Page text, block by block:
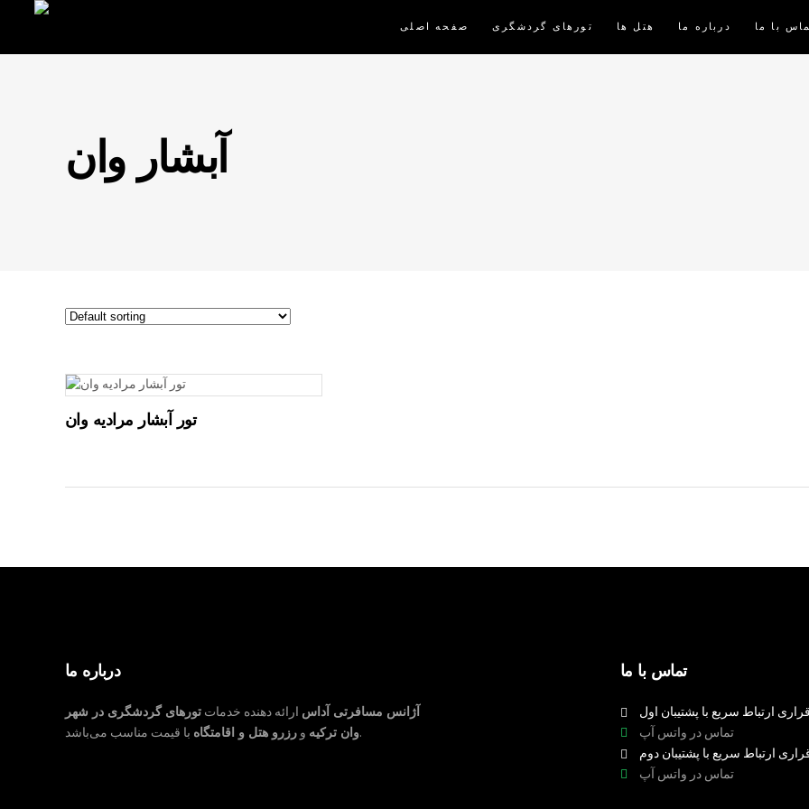
صفحه اصلی تورهای گردشگری هتل ها درباره ما با ما
آبشار وان
تور آبشار مرادیه وان
درباره ما
آژانس مسافرتی آداس ارائه دهنده خدماتتورهای گردشگری در شهر
وان ترکیه ورزرو هتل و اقامتگاه با قیمت مناسب می‌باشد.
تماس با ما
ارتباط سریع با پشتیبان اول
تماس در واتس آپ
ارتباط سریع با پشتیبان دوم
تماس در واتس آپ